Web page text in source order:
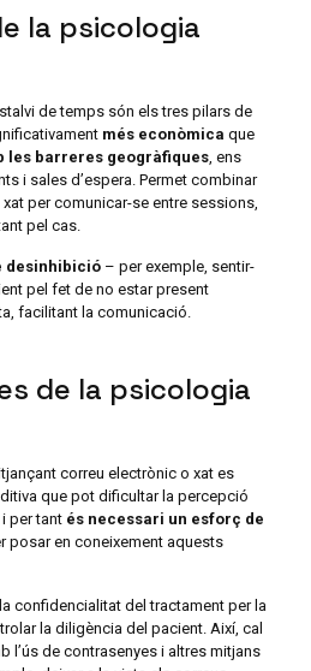
la psicologia
de temps són els tres pilars de
més econòmica que
les barreres geogràfiques, ens
i sales d’espera. Permet combinar
xat per comunicar-se entre sessions,
pel cas.
desinhibició– per exemple, sentir-
pel fet de no estar present
facilitant la comunicació.
de la psicologia
correu electrònic o xat es
que pot dificultar la percepció
per tant és necessari un esforç de
posar en coneixement aquests
confidencialitat del tractament per la
la diligència del pacient. Així, cal
l’ús de contrasenyes i altres mitjans